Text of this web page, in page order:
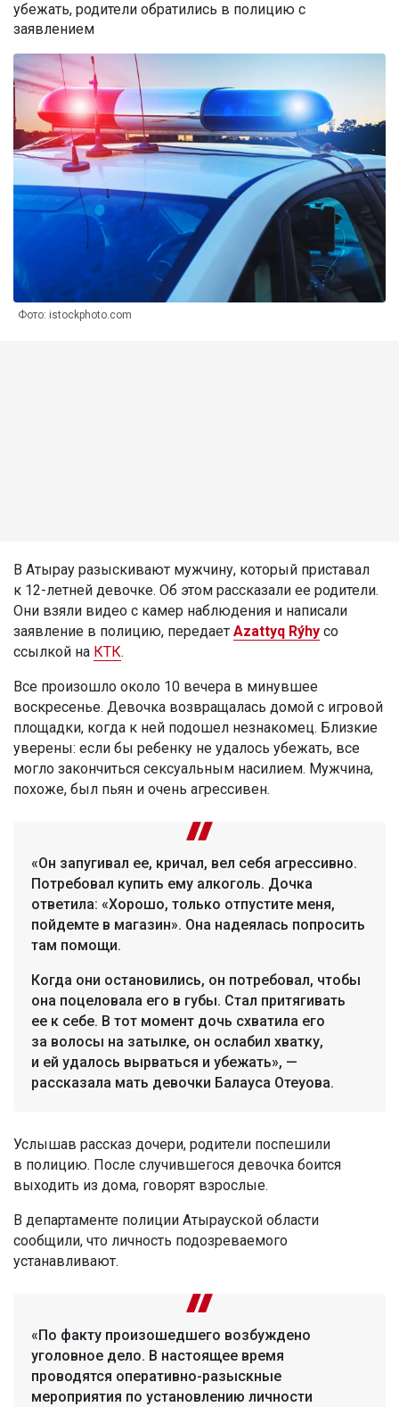
убежать, родители обратились в полицию с
заявлением
Фото: istockphoto.com
В Атырау разыскивают мужчину, который приставал
к 12-летней девочке. Об этом рассказали ее родители.
Они взяли видео с камер наблюдения и написали
заявление в полицию, передает Azattyq Rýhy со
ссылкой на КТК.
Все произошло около 10 вечера в минувшее
воскресенье. Девочка возвращалась домой с игровой
площадки, когда к ней подошел незнакомец. Близкие
уверены: если бы ребенку не удалось убежать, все
могло закончиться сексуальным насилием. Мужчина,
похоже, был пьян и очень агрессивен.
«Он запугивал ее, кричал, вел себя агрессивно.
Потребовал купить ему алкоголь. Дочка
ответила: «Хорошо, только отпустите меня,
пойдемте в магазин». Она надеялась попросить
там помощи.
Когда они остановились, он потребовал, чтобы
она поцеловала его в губы. Стал притягивать
ее к себе. В тот момент дочь схватила его
за волосы на затылке, он ослабил хватку,
и ей удалось вырваться и убежать», —
рассказала мать девочки Балауса Отеуова.
Услышав рассказ дочери, родители поспешили
в полицию. После случившегося девочка боится
выходить из дома, говорят взрослые.
В департаменте полиции Атырауской области
сообщили, что личность подозреваемого
устанавливают.
«По факту произошедшего возбуждено
уголовное дело. В настоящее время
проводятся оперативно-разыскные
мероприятия по установлению личности